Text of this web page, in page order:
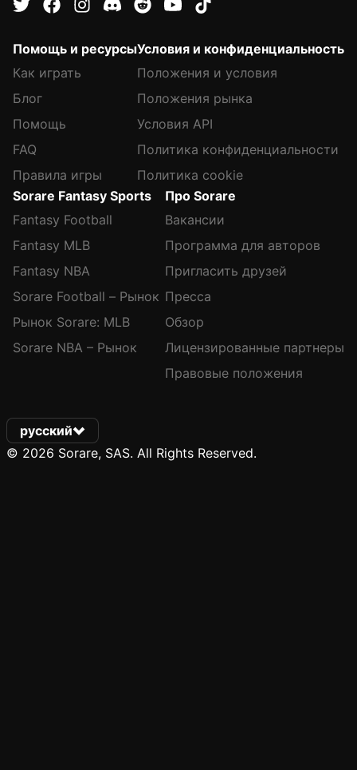
Помощь и ресурсы
Как играть
Блог
Помощь
FAQ
Правила игры
Условия и конфиденциальность
Положения и условия
Положения рынка
Условия API
Политика конфиденциальности
Политика cookie
Sorare Fantasy Sports
Fantasy Football
Fantasy MLB
Fantasy NBA
Sorare Football – Рынок
Рынок Sorare: MLB
Sorare NBA – Рынок
Про Sorare
Вакансии
Программа для авторов
Пригласить друзей
Пресса
Обзор
Лицензированные партнеры
Правовые положения
русский
© 2026 Sorare, SAS. All Rights Reserved.